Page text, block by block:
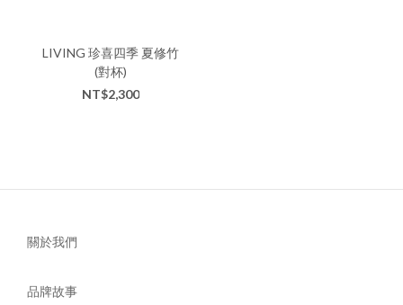
LIVING 珍喜四季 夏修竹
(對杯)
NT$2,300
關於我們
品牌故事